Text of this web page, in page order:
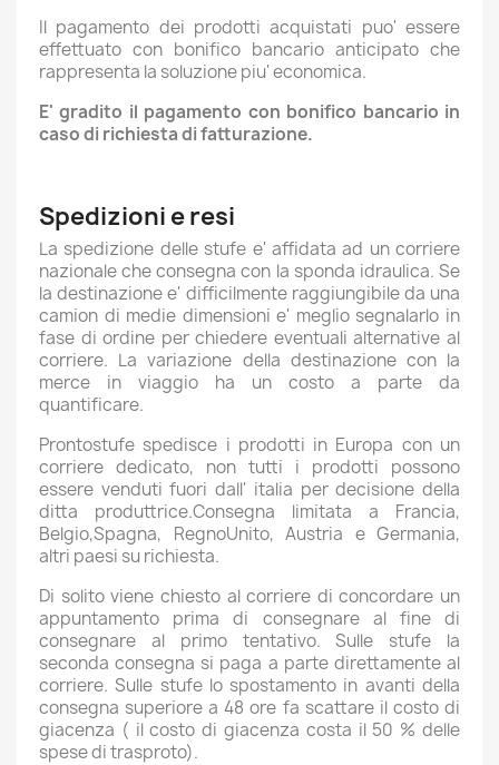
Il pagamento dei prodotti acquistati puo' essere
effettuato con bonifico bancario anticipato che
rappresenta la soluzione piu' economica.
E' gradito il pagamento con bonifico bancario in
caso di richiesta di fatturazione.
Spedizioni e resi
La spedizione delle stufe e' affidata ad un corriere
nazionale che consegna con la sponda idraulica. Se
la destinazione e' difficilmente raggiungibile da una
camion di medie dimensioni e' meglio segnalarlo in
fase di ordine per chiedere eventuali alternative al
corriere. La variazione della destinazione con la
merce in viaggio ha un costo a parte da
quantificare.
Prontostufe spedisce i prodotti in Europa con un
corriere dedicato, non tutti i prodotti possono
essere venduti fuori dall' italia per decisione della
ditta produttrice.Consegna limitata a Francia,
Belgio,Spagna, RegnoUnito, Austria e Germania,
altri paesi su richiesta.
Di solito viene chiesto al corriere di concordare un
appuntamento prima di consegnare al fine di
consegnare al primo tentativo. Sulle stufe la
seconda consegna si paga a parte direttamente al
corriere. Sulle stufe lo spostamento in avanti della
consegna superiore a 48 ore fa scattare il costo di
giacenza ( il costo di giacenza costa il 50 % delle
spese di trasproto).